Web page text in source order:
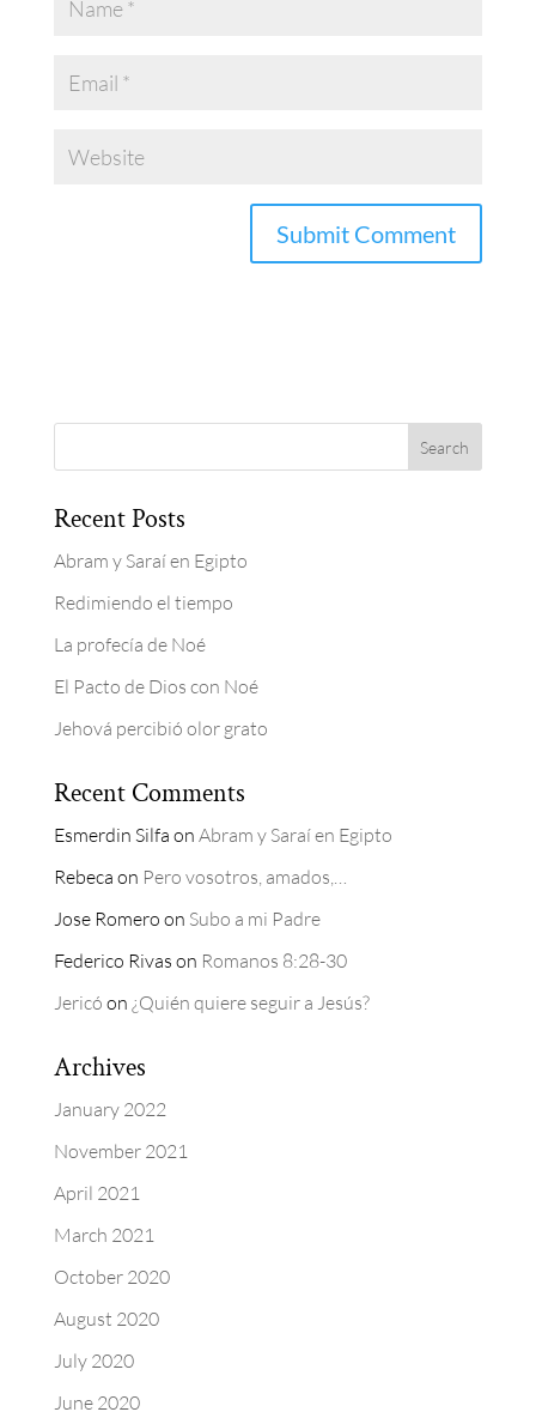
Recent Posts
Abram y Saraí en Egipto
Redimiendo el tiempo
La profecía de Noé
El Pacto de Dios con Noé
Jehová percibió olor grato
Recent Comments
Esmerdin Silfa on Abram y Saraí en Egipto
Rebeca on Pero vosotros, amados,…
Jose Romero on Subo a mi Padre
Federico Rivas on Romanos 8:28-30
Jericó on ¿Quién quiere seguir a Jesús?
Archives
January 2022
November 2021
April 2021
March 2021
October 2020
August 2020
July 2020
June 2020